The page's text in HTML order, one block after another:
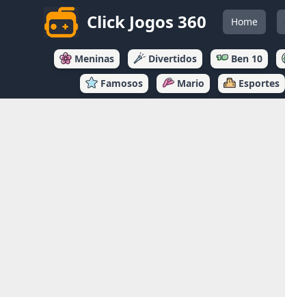
Click Jogos 360 Home
Meninas Divertidos Ben 10
Famosos
Mario Esportes